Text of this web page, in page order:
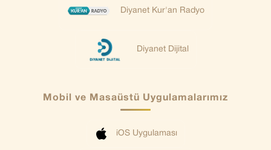
Diyanet Kur'an Radyo
Diyanet Dijital
Mobil ve Masaüstü Uygulamalarımız
iOS Uygulaması